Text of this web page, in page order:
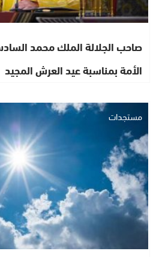
صاحب الجلالة الملك محمد
الأمة بمناسبة عيد العرش المجيد
مستجدات